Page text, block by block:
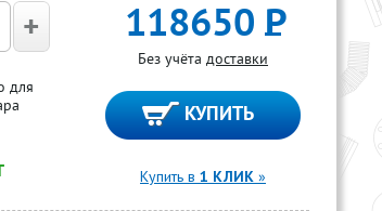
для
118650Р
Без учёта доставки
Купить в 1 КЛИК »